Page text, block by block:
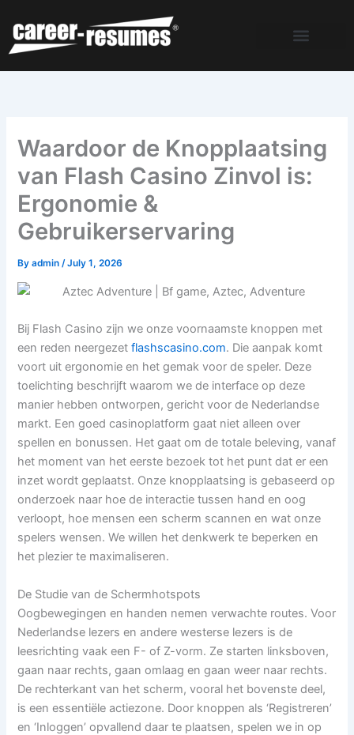
content
Waardoor de Knopplaatsing
van Flash Casino Zinvol is:
Ergonomie &
Gebruikerservaring
Byadmin/July 1, 2026
Bij Flash Casino zijn we onze voornaamste knoppen met
een reden neergezetflashscasino.com. Die aanpak komt
voort uit ergonomie en het gemak voor de speler. Deze
toelichting beschrijft waarom we de interface op deze
manier hebben ontworpen, gericht voor de Nederlandse
markt. Een goed casinoplatform gaat niet alleen over
spellen en bonussen. Het gaat om de totale beleving, vanaf
het moment van het eerste bezoek tot het punt dat er een
inzet wordt geplaatst. Onze knopplaatsing is gebaseerd op
onderzoek naar hoe de interactie tussen hand en oog
verloopt, hoe mensen een scherm scannen en wat onze
spelers wensen. We willen het denkwerk te beperken en
het plezier te maximaliseren.
De Studie van de Schermhotspots
Oogbewegingen en handen nemen verwachte routes. Voor
Nederlandse lezers en andere westerse lezers is de
leesrichting vaak een F- of Z-vorm. Ze starten linksboven,
gaan naar rechts, gaan omlaag en gaan weer naar rechts.
De rechterkant van het scherm, vooral het bovenste deel,
is een essentiële actiezone. Door knoppen als ‘Registreren’
en ‘Inloggen’ opvallend daar te plaatsen, spelen we in op